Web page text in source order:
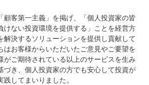
顧客第一主義」を掲げ、「個人投資家の皆
けない投資環境を提供する」ことを経営方
解決するソリューションを提供し貢献して
はお客様からいただいたご意見やご要望を
がご期待されている以上のサービスを生み
づき、個人投資家の方でも安心して投資が
してまいりました。